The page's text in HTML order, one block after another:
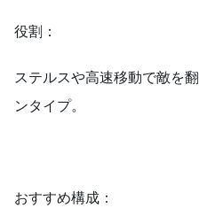
役割：
ステルスや高速移動で敵を
ンタイプ。
おすすめ構成：